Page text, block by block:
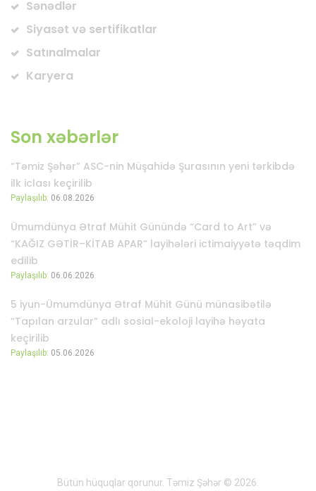
Sənədlər
Siyasət və sertifikatlar
Satınalmalar
Karyera
Son xəbərlər
“Təmiz Şəhər” ASC-nin Müşahidə Şurasının yeni tərkibdə
ilk iclası keçirilib
Paylaşılıb: 06.08.2026
Ümumdünya Ətraf Mühit Günündə “Card to Art” və
“KAĞIZ GƏTİR–KİTAB APAR” layihələri ictimaiyyətə təqdim
edilib
Paylaşılıb: 06.06.2026
5 iyun-Ümumdünya Ətraf Mühit Günü münasibətilə
“Tapılan arzular” adlı sosial-ekoloji layihə həyata
keçirilib
Paylaşılıb: 05.06.2026
Bütün hüquqlar qorunur. Təmiz Şəhər © 2026.